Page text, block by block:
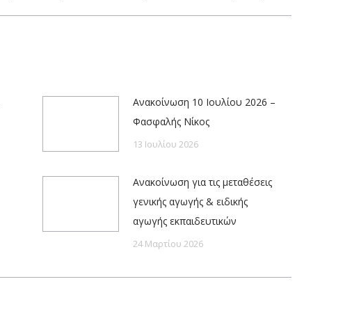
Ανακοίνωση 10 Ιουλίου 2026 –
Φασφαλής Νίκος
13 Ιουλίου 2026
Ανακοίνωση για τις μεταθέσεις
γενικής αγωγής & ειδικής
αγωγής εκπαιδευτικών
24 Μαρτίου 2026